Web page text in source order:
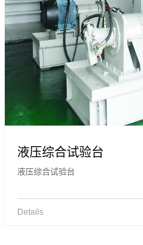
液压综合试验台
液压综合试验台
Details